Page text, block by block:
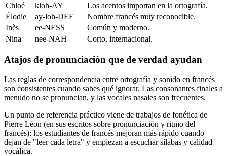
Chloé
kloh-AY
Los acentos importan en la ortografía.
Élodie
ay-loh-DEE
Nombre francés muy reconocible.
Inès
ee-NESS
Común y moderno.
Nina
nee-NAH Corto, internacional.
Atajos de pronunciación que de verdad ayudan
Las reglas de correspondencia entre ortografía y sonido en francés
son consistentes cuando sabes qué ignorar. Las consonantes finales a
menudo no se pronuncian, y las vocales nasales son frecuentes.
Un punto de referencia práctico viene de trabajos de fonética de
Pierre Léon (en sus escritos sobre pronunciación y ritmo del
francés): los estudiantes de francés mejoran más rápido cuando
dejan de "leer cada letra" y empiezan a escuchar sílabas y calidad
vocálica.